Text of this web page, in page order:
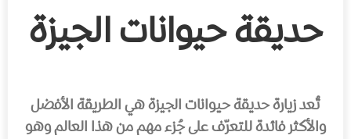
حديقة حيوانات الجيزة
تُعد زيارة حديقة حيوانات الجيزة هي الطريقة الأفضل
والأكثر فائدة للتعرّف على جُزء مهم من هذا العالم وهو